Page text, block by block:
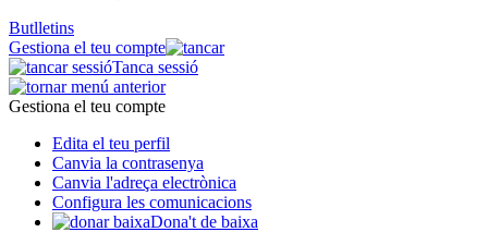
Butlletins
Gestiona el teu compte
Tanca sessió
Gestiona el teu compte
Edita el teu perfil
Canvia la contrasenya
Canvia l'adreça electrònica
Configura les comunicacions
Dona't de baixa